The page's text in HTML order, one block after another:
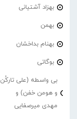
بهزاد آشتیانی
بهمن
بهنام بداخشان
بوگاتی
بی واسطه (علی تارکُن
و هومن خفن) و
مهدی میرصفایی